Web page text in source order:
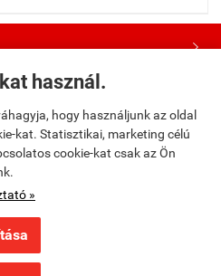
használ.
hogy használjunk az oldal
kat. Statisztikai, marketing célú
cookie-kat csak az Ön
»
